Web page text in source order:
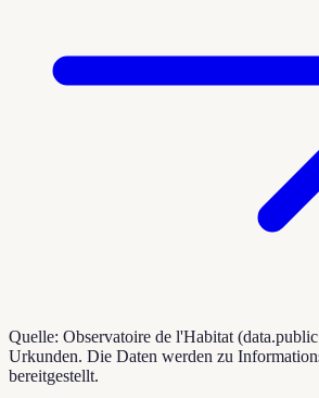
Quelle: Observatoire de l'Habitat
Urkunden. Die Daten werden zu
bereitgestellt.